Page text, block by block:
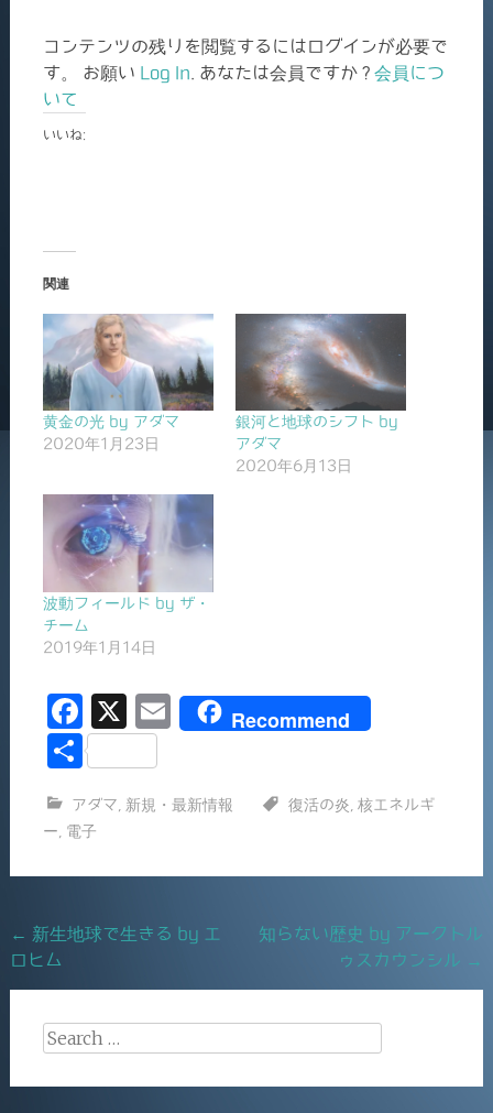
コンテンツの残りを閲覧するにはログインが必要で
す。 お願い Log In . あなたは会員ですか ? 会員につ
いて
いいね:
関連
黄金の光 by アダマ
2020年1月23日
銀河と地球のシフト by
アダマ
2020年6月13日
波動フィールド by ザ・
チーム
2019年1月14日
F
a
e
o
o
X
E
l
Recommend
共
アダマ 新規・最新情報 復活の炎 核エネルギ
ー
電子
Post
navigation
← 新生地球で生きる by エ
ロヒム
知らない歴史 by アークトル
ゥスカウンシル →
Search